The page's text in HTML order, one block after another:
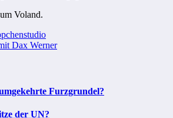
Voland.
Dax Werner
Furzgrundel?
der UN?